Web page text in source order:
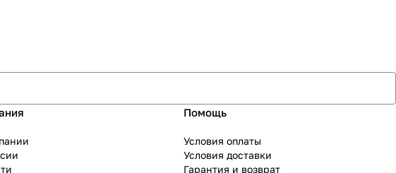
Помощь
Условия оплаты
Условия доставки
Гарантия и возврат